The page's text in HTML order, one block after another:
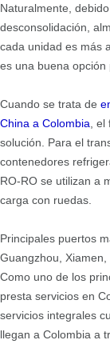
Naturalmente,
desconsolidación,
cada unidad es más
es una buena opción
Cuando se trata de
China a Colombia ,
solución. Para el
contenedores
RO-RO se utilizan a
carga con ruedas.
Principales puertos
Guangzhou, Xiamen,
Como uno de los
presta servicios en
servicios integrales
llegan a Colombia a